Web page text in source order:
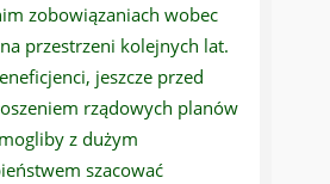
zobowiązaniach wobec
przestrzeni kolejnych lat.
jeszcze przed
rządowych planów
z dużym
szacować